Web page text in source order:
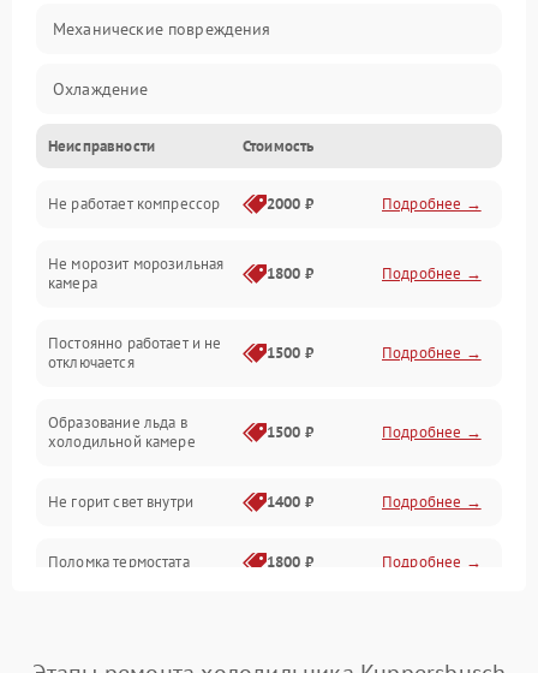
Механические повреждения
Охлаждение
Механика
Электропитание
Дренаж
Неисправности Стоимость
Не работает компрессор 2000 ₽ Подробнее →
Не морозит морозильная
камера
1800 ₽ Подробнее →
Постоянно работает и не
отключается
1500 ₽ Подробнее →
Образование льда в
холодильной камере
1500 ₽ Подробнее →
Не горит свет внутри 1400 ₽ Подробнее →
Поломка термостата 1800 ₽ Подробнее →